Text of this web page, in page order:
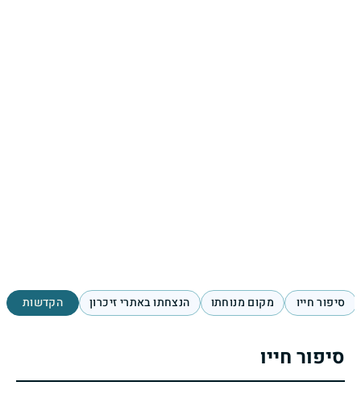
סיפור חייו מקום מנוחתו הנצחתו באתרי זיכרון הקדשות
סיפור חייו